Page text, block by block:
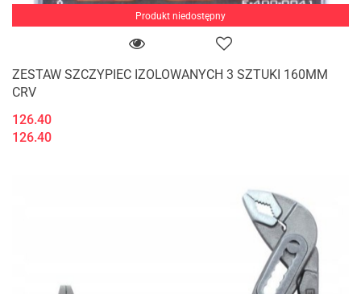
Produkt niedostępny
ZESTAW SZCZYPIEC IZOLOWANYCH 3 SZTUKI 160MM
CRV
126.40
126.40